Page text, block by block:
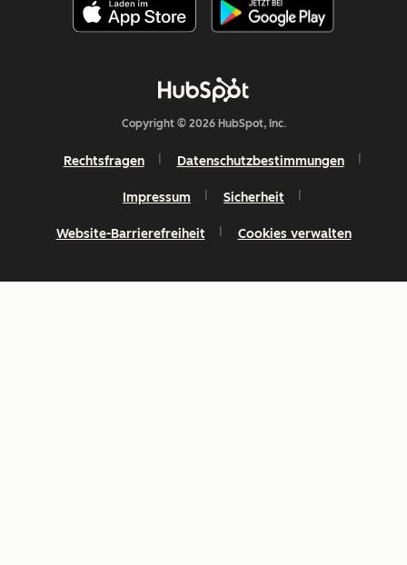
Copyright © 2026 HubSpot, Inc.
Rechtsfragen Datenschutzbestimmungen
Impressum Sicherheit
Website-Barrierefreiheit Cookies verwalten